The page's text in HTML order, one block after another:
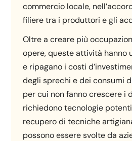
commercio locale,
filiere tra i produttori e gli
Oltre a creare più
opere, queste attività hanno
e ripagano i costi
degli sprechi e dei consumi
per cui non fanno crescere i
richiedono tecnologie
recupero di tecniche
possono essere svolte da